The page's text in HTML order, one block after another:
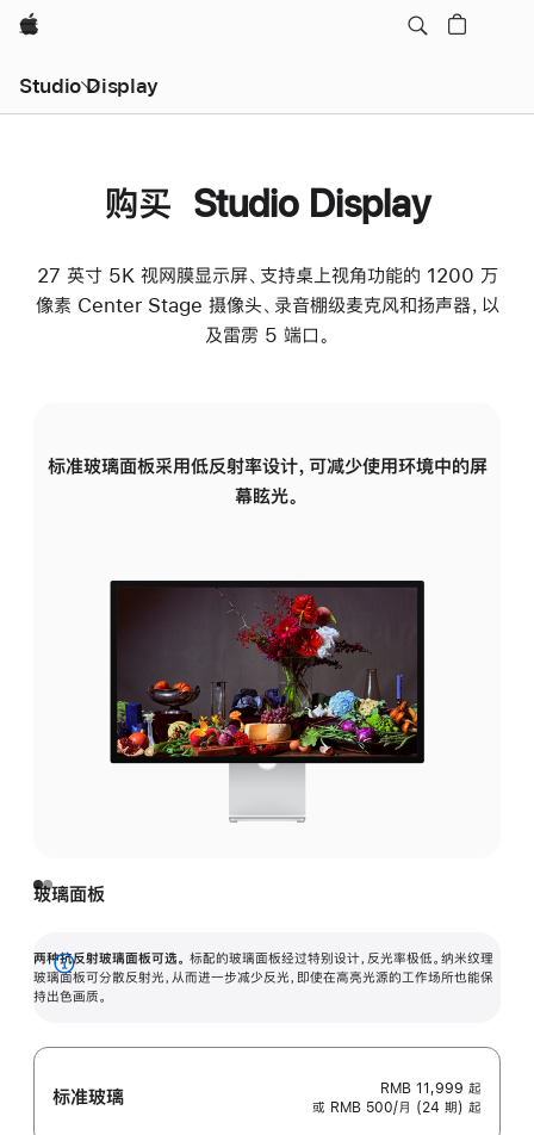
Apple
Studio Display
购买 Studio Display
27 英寸 5K 视网膜显示屏、支持桌上视角功能的 1200 万
像素 Center Stage 摄像头、录音棚级麦克风和扬声器，以
及雷雳 5 端口。
标准玻璃面板采用低反射率设计，可减少使用环境中的屏
幕眩光。
玻璃面板
两种抗反射玻璃面板可选。 标配的玻璃面板经过特别设计，反光率极低。纳米纹理
玻璃面板可分散反射光，从而进一步减少反光，即使在高亮光源的工作场所也能保
持出色画质。
展
开
标准玻璃 RMB 11,999 起
或 RMB 500/月 (24 期) 起